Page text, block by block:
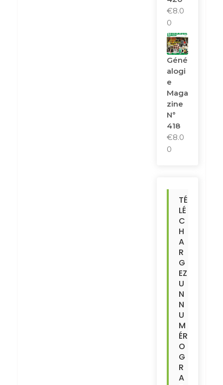
€8.0
0
Géné
Alogi
E
Maga
Zine
N°
418
€8.0
0
TÉ
LÉ
C
H
A
R
G
EZ
U
N
N
U
M
ÉR
O
G
R
A